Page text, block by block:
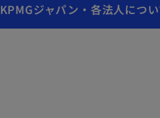
KPMGジャパン・各法人につ